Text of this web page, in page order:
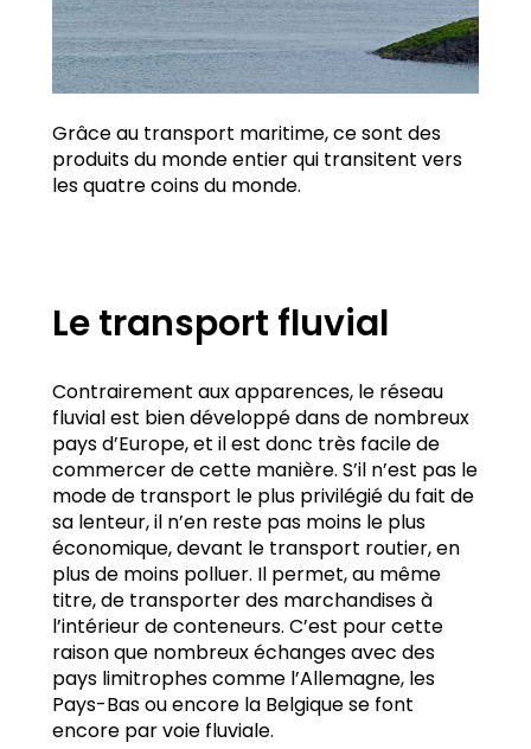
Grâce au transport maritime, ce sont des
produits du monde entier qui transitent vers
les quatre coins du monde.
Le transport fluvial
Contrairement aux apparences, le réseau
fluvial est bien développé dans de nombreux
pays d’Europe, et il est donc très facile de
commercer de cette manière. S’il n’est pas le
mode de transport le plus privilégié du fait de
sa lenteur, il n’en reste pas moins le plus
économique, devant le transport routier, en
plus de moins polluer. Il permet, au même
titre, de transporter des marchandises à
l’intérieur de conteneurs. C’est pour cette
raison que nombreux échanges avec des
pays limitrophes comme l’Allemagne, les
Pays-Bas ou encore la Belgique se font
encore par voie fluviale.